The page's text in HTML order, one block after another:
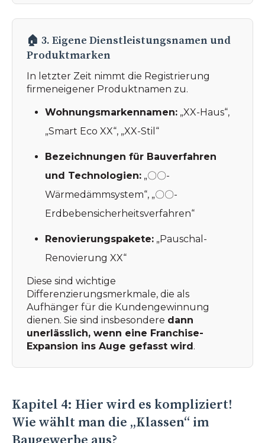
🏠 3. Eigene Dienstleistungsnamen und
Produktmarken
In letzter Zeit nimmt die Registrierung
firmeneigener Produktnamen zu.
Wohnungsmarkennamen: „XX-Haus“,
„Smart Eco XX“, „XX-Stil“
Bezeichnungen für Bauverfahren
und Technologien: „〇〇-
Wärmedämmsystem“, „〇〇-
Erdbebensicherheitsverfahren“
Renovierungspakete: „Pauschal-
Renovierung XX“
Diese sind wichtige
Differenzierungsmerkmale, die als
Aufhänger für die Kundengewinnung
dienen. Sie sind insbesondere dann
unerlässlich, wenn eine Franchise-
Expansion ins Auge gefasst wird.
Kapitel 4: Hier wird es kompliziert!
Wie wählt man die „Klassen“ im